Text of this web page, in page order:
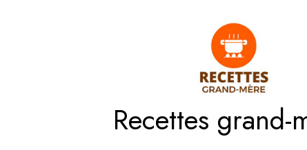
Recettes grand-